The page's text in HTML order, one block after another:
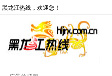
黑龙江热线，欢迎您！